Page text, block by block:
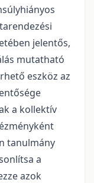
jelentős,
mutatható
eszköz az
a kollektív
tanulmány
a
azok